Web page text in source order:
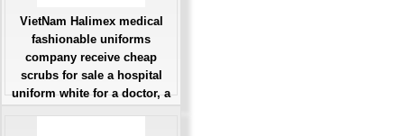
VietNam Halimex medical
fashionable uniforms
company receive cheap
scrubs for sale a hospital
uniform white for a doctor, a